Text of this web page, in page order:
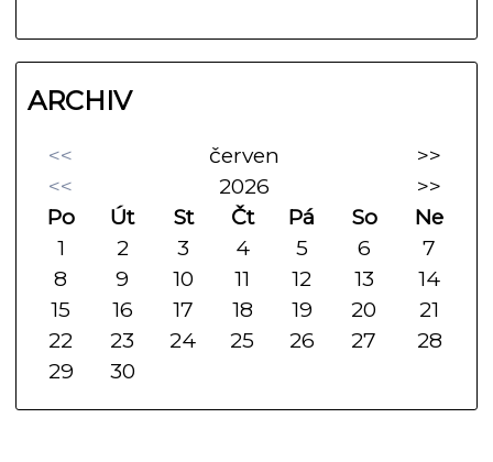
ARCHIV
<< červen
>>
<<
2026
>>
Po
Út St Čt Pá So
Ne
1
2 3 4 5 6
7
8
9 10 11 12 13
14
15
16 17 18 19 20
21
22
23 24 25 26 27
28
29
30